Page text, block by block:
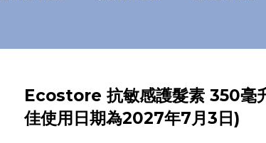
Ecostore 抗敏感護髮素 350毫
佳使用日期為2027年7月3日)